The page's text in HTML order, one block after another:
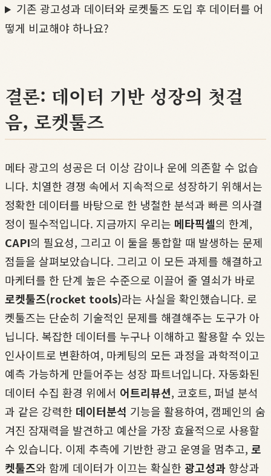
기존 광고성과 데이터와 로켓툴즈 도입 후 데이터를 어
떻게 비교해야 하나요?
결론: 데이터 기반 성장의 첫걸
음, 로켓툴즈
메타 광고의 성공은 더 이상 감이나 운에 의존할 수 없습
니다. 치열한 경쟁 속에서 지속적으로 성장하기 위해서는
정확한 데이터를 바탕으로 한 냉철한 분석과 빠른 의사결
정이 필수적입니다. 지금까지 우리는 메타픽셀의 한계,
CAPI의 필요성, 그리고 이 둘을 통합할 때 발생하는 문제
점들을 살펴보았습니다. 그리고 이 모든 과제를 해결하고
마케터를 한 단계 높은 수준으로 이끌어 줄 열쇠가 바로
로켓툴즈(rocket tools)라는 사실을 확인했습니다. 로
켓툴즈는 단순히 기술적인 문제를 해결해주는 도구가 아
닙니다. 복잡한 데이터를 누구나 이해하고 활용할 수 있는
인사이트로 변환하여, 마케팅의 모든 과정을 과학적이고
예측 가능하게 만들어주는 성장 파트너입니다. 자동화된
데이터 수집 환경 위에서 어트리뷰션, 코호트, 퍼널 분석
과 같은 강력한 데이터분석 기능을 활용하여, 캠페인의 숨
겨진 잠재력을 발견하고 예산을 가장 효율적으로 사용할
수 있습니다. 이제 추측에 기반한 광고 운영을 멈추고, 로
켓툴즈와 함께 데이터가 이끄는 확실한 광고성과 향상과